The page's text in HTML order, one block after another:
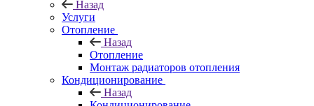
Назад
Услуги
Отопление
Назад
Отопление
Монтаж радиаторов отопления
Кондиционирование
Назад